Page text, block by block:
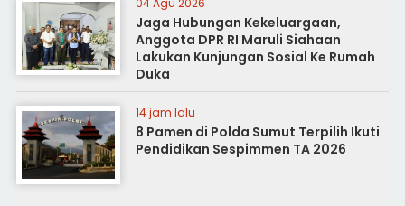
Jaga Hubungan Kekeluargaan,
Anggota DPR RI Maruli Siahaan
Lakukan Kunjungan Sosial Ke Rumah
Duka
14 jam lalu
8 Pamen di Polda Sumut Terpilih Ikuti
Pendidikan Sespimmen TA 2026